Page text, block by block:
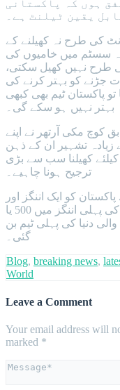
ہوں کہ پاکستانی
یقین ٹیلنٹ ہے۔
کی طرح نہ کھیلنے کے
سسٹم میں خامیوں کی
طرح نہیں کھیل سکتی،
جڑنے کو بہتر کرنے کی
پاکستان ٹیم بھی کبھی
بہتر نہیں ہو سکے گی۔
کوچ مکی آرتھر نے اپنے
زیادہ تشہیر ان کے ذہن
کھیلنا سب سے بڑی
ترجیح ہونا چاہیے۔
کو ایک اننگز اور
47 رنز سے شکست دی۔ پاکستان ٹیسٹ کی پہلی اننگز میں 500 یا
دنیا کی پہلی ٹیم بن
گئی۔
Blog, breaking news,
World
Leave a Comment
Your email address will
marked *